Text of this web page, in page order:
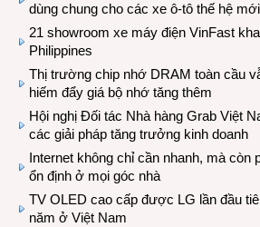
dùng chung cho các xe ô-tô thế hệ mới
21 showroom xe máy điện VinFast
Philippines
Thị trường chip nhớ DRAM toàn cầu
hiếm đẩy giá bộ nhớ tăng thêm
Hội nghị Đối tác Nhà hàng Grab Việt
các giải pháp tăng trưởng kinh doanh
Internet không chỉ cần nhanh, mà còn
ổn định ở mọi góc nhà
TV OLED cao cấp được LG lần đầu
năm ở Việt Nam